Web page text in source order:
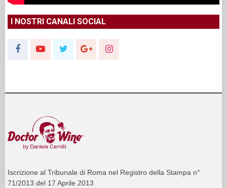
I NOSTRI CANALI SOCIAL
Iscrizione al Tribunale di Roma nel Registro della Stampa n°
71/2013 del 17 Aprile 2013